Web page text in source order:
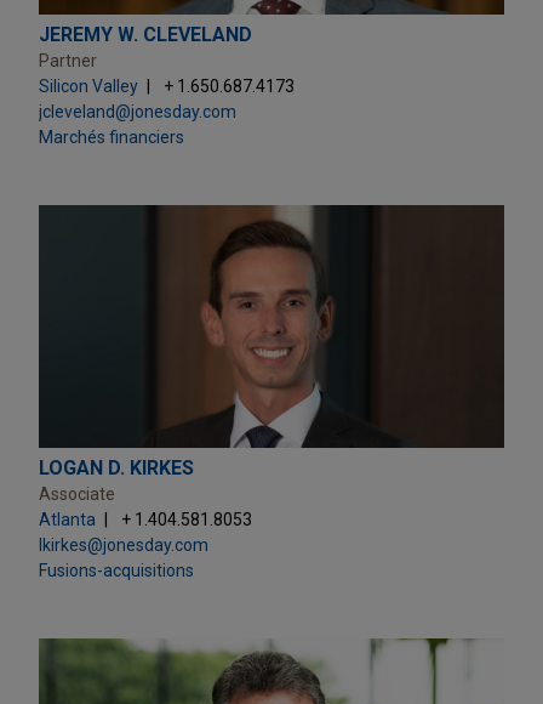
JEREMY W. CLEVELAND
Partner
Silicon Valley
+ 1.650.687.4173
jcleveland@jonesday.com
Marchés financiers
LOGAN D. KIRKES
Associate
Atlanta
+ 1.404.581.8053
lkirkes@jonesday.com
Fusions-acquisitions